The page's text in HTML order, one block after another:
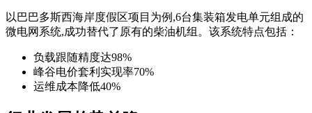
以巴巴多斯西海岸度假区项目为例,6台集装箱发电单元组成的
微电网系统,成功替代了原有的柴油机组。该系统特点包括：
负载跟随精度达98%
峰谷电价套利实现率70%
运维成本降低40%